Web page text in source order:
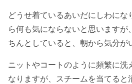
どうせ着ているあいだにしわにな
ら何も気にならないと思いますが
ちんとしていると、朝から気分が
ニットやコートのように頻繁に洗
なりますが、スチームを当てると